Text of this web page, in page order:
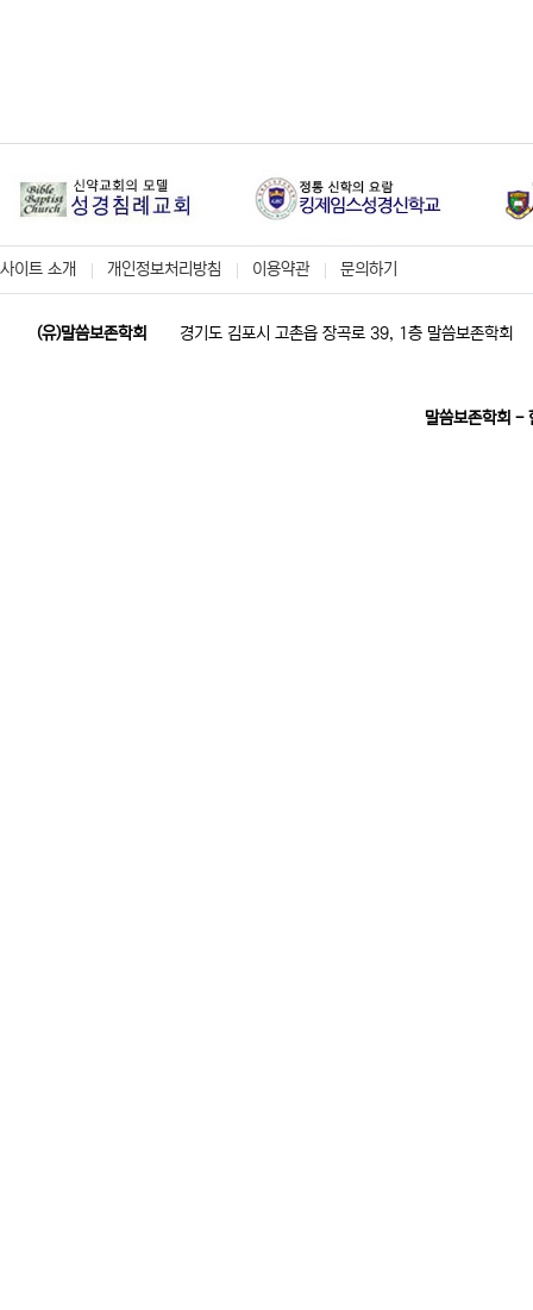
사이트 소개 개인정보처리방침 이용약관 문의하기
(유)말씀보존학회 경기도 김포시 고촌읍 장곡로 39, 1층 말씀보존학회
말씀보존학회 -